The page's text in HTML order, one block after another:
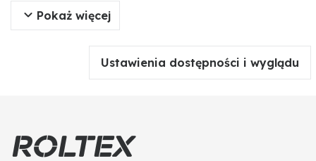
długi czas po montażu. Nawet w niskich
temperaturach mechanizm ten zapewnia
kolei zapewnia doskonałą niezawodność
uszczelnienia. Nawet węże, które mają tendencję do
Pokaż więcej
Ustawienia dostępności i wyglądu